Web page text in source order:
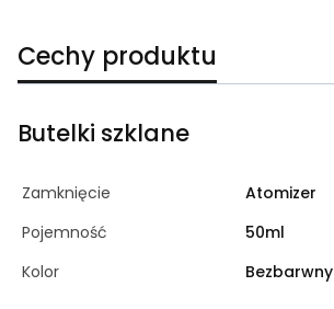
Cechy produktu
Butelki szklane
Zamknięcie
Atomizer
Pojemność
50ml
Kolor
Bezbarwny